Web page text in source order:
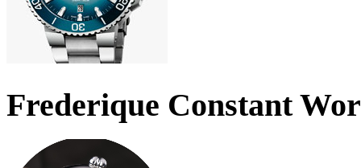
Frederique Constant